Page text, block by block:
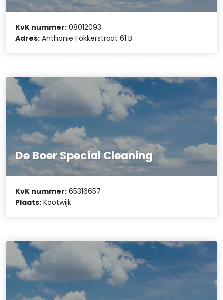
KvK nummer: 08012093
Adres: Anthonie Fokkerstraat 61 B
De Boer Special Cleaning
KvK nummer: 65316657
Plaats: Kootwijk